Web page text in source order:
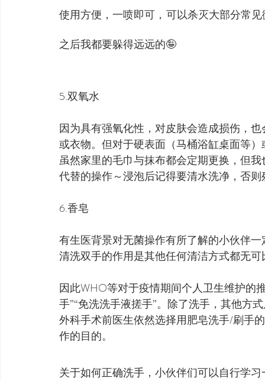
使用方便，一喷即可，可以杀灭大部分常
之后我都要躲得远远的🤪
5.双氧水
因为具有强氧化性，对皮肤会造成损伤，
或衣物。但对于硬表面（马桶浴缸桌面等
虽然家里的毛巾与抹布都会定期更换，但
代替的操作～浸泡后记得要清水洗净，否
6.香皂
有生医背景对无菌操作有所了解的小伙伴
清洗双手的作用是其他任何清洁方式都无可
因此WHO等对于疫情期间个人卫生维护的
手”“免洗洗手液搓手”。除了洗手，其他方
外科手术前医生依然选择用肥皂洗手/刷手
作的目的。
关于如何正确洗手，小伙伴们可以自行学